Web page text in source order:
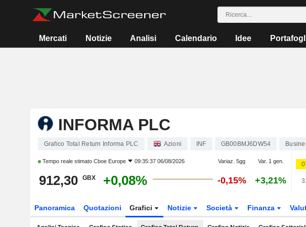
Mercati Notizie Analisi Calendario Idee
INFORMA PLC
Grafico Total Return Informa PLC Azioni INF GB00BMJ6DW54
Tempo reale stimato Cboe Europe 09:35:37 06/08/2026 Variaz. 5gg Var. 1 gen.
912,30 GBX +0,08% -0,15% +3,21%
Panoramica Quotazioni Grafici Notizie Società Finanza